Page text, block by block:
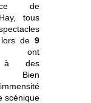
de
tous
lors de 9
à des
Bien
scénique